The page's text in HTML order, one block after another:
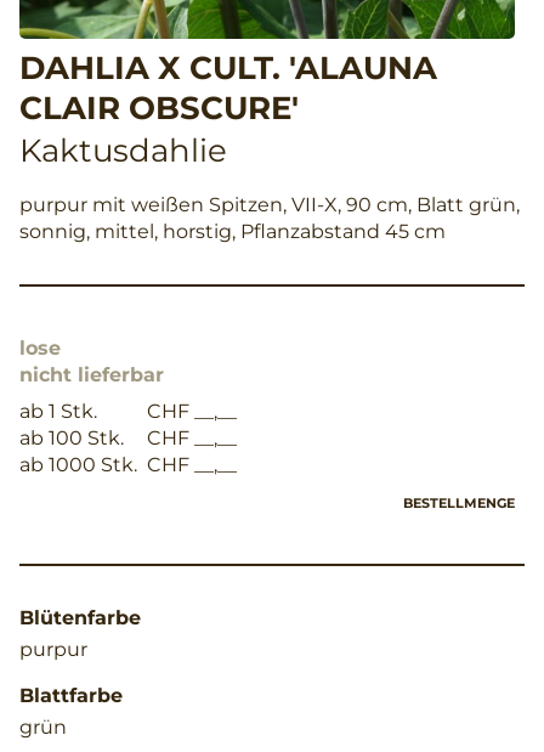
DAHLIA X CULT. 'ALAUNA
CLAIR OBSCURE'
Kaktusdahlie
purpur mit weißen Spitzen, VII-X, 90 cm, Blatt grün,
sonnig, mittel, horstig, Pflanzabstand 45 cm
lose
nicht lieferbar
ab 1 Stk.
CHF __,__
ab 100 Stk.
CHF __,__
ab 1000 Stk. CHF __,__
BESTELLMENGE
Blütenfarbe
purpur
Blattfarbe
grün